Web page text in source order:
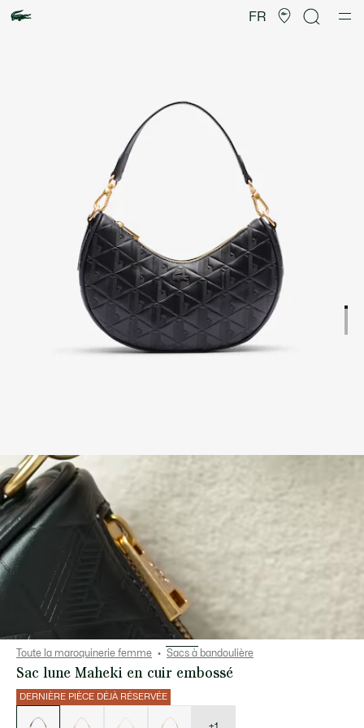
FR
d’images
produit
Toute la maroquinerie femme Sacs à bandoulière
Sac lune Maheki en cuir embossé
DERNIÈRE PIÈCE DÉJÀ RÉSERVÉE
déclinaisons